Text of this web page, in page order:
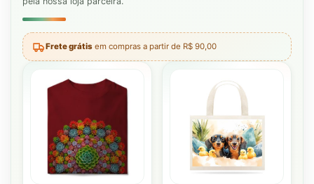
Frete grátis em compras a partir de R$ 90,00